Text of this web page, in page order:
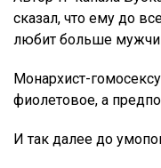
сказал, что ему до
любит больше
Монархист-
фиолетовое, а
И так далее до